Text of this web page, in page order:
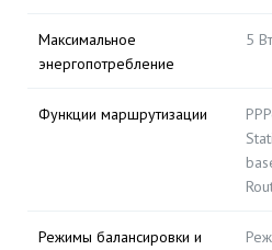
Максимальное
энергопотребление
5 Вт
Функции маршрутизации
Режимы балансировки и